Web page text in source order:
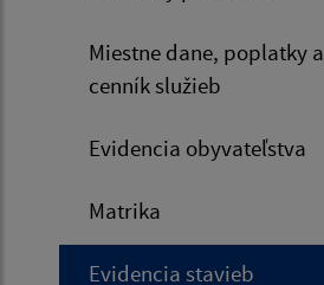
Miestne dane, poplatky a
cenník služieb
Evidencia obyvateľstva
Matrika
Evidencia stavieb